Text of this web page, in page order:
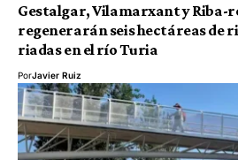
Gestalgar, Vilamarxant y Riba-
regenerarán seis hectáreas de
riadas en el río Turia
PorJavier Ruiz